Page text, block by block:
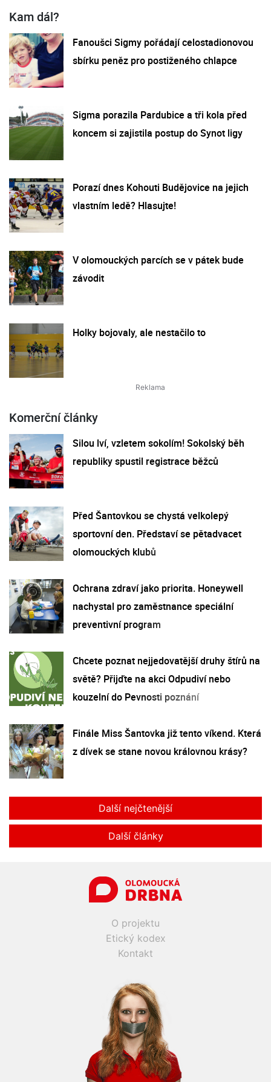
Kam dál?
Fanoušci Sigmy pořádají celostadionovou
sbírku peněz pro postiženého chlapce
Sigma porazila Pardubice a tři kola před
koncem si zajistila postup do Synot ligy
Porazí dnes Kohouti Budějovice na jejich
vlastním ledě? Hlasujte!
V olomouckých parcích se v pátek bude
závodit
Holky bojovaly, ale nestačilo to
Komerční články
Silou lví, vzletem sokolím! Sokolský běh
republiky spustil registrace běžců
Před Šantovkou se chystá velkolepý
sportovní den. Představí se pětadvacet
olomouckých klubů
Ochrana zdraví jako priorita. Honeywell
nachystal pro zaměstnance speciální
preventivní program
Chcete poznat nejjedovatější druhy štírů na
světě? Přijďte na akci Odpudiví nebo
kouzelní do Pevnosti poznání
Finále Miss Šantovka již tento víkend. Která
z dívek se stane novou královnou krásy?
Další nejčtenější
Další články
O projektu
Etický kodex
Kontakt